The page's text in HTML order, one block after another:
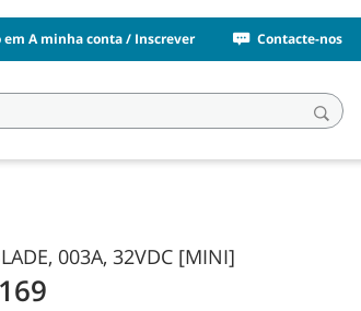
em A minha conta / Inscrever Contacte-nos
003A, 32VDC [MINI]